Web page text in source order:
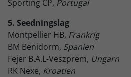
Sporting CP, Portugal
5. Seedningslag
Montpellier HB, Frankrig
BM Benidorm, Spanien
Fejer B.A.L-Veszprem, Ungarn
RK Nexe, Kroatien